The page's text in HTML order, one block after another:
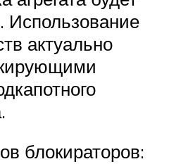
Использование
актуально
блокираторов: